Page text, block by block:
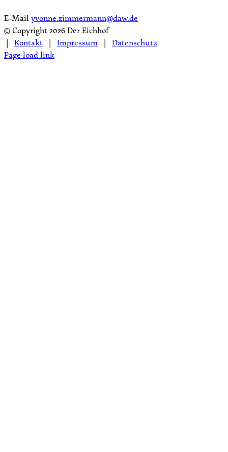
E-Mailyvonne.zimmermann@daw.de
© Copyright2026 Der Eichhof
| Kontakt | Impressum | Datenschutz
Page load link